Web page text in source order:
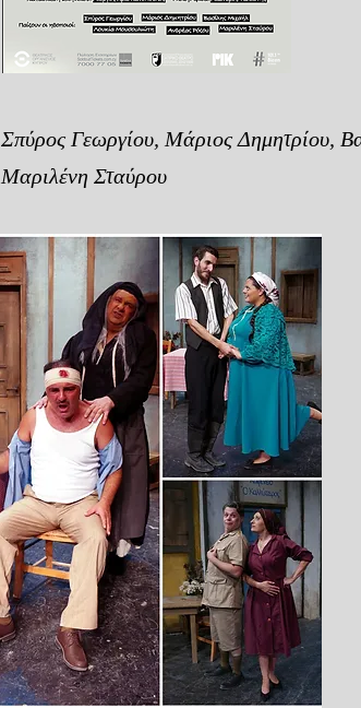
Σπύρος Γεωργίου, Μάριος Δημητρίου,
Μαριλένη Σταύρου